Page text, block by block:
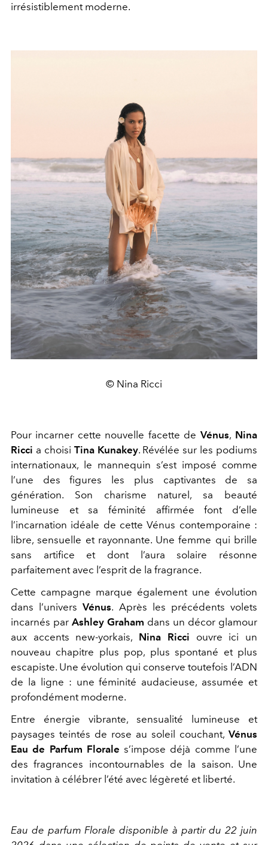
irrésistiblement moderne.
© Nina Ricci
Pour incarner cette nouvelle facette de Vénus, Nina
Ricci a choisi Tina Kunakey. Révélée sur les podiums
internationaux, le mannequin s’est imposé comme
l’une des figures les plus captivantes de sa
génération. Son charisme naturel, sa beauté
lumineuse et sa féminité affirmée font d’elle
l’incarnation idéale de cette Vénus contemporaine :
libre, sensuelle et rayonnante. Une femme qui brille
sans artifice et dont l’aura solaire résonne
parfaitement avec l’esprit de la fragrance.
Cette campagne marque également une évolution
dans l’universVénus. Après les précédents volets
incarnés par Ashley Graham dans un décor glamour
aux accents new-yorkais, Nina Ricci ouvre ici un
nouveau chapitre plus pop, plus spontané et plus
escapiste. Une évolution qui conserve toutefois l’ADN
de la ligne : une féminité audacieuse, assumée et
profondément moderne.
Entre énergie vibrante, sensualité lumineuse et
paysages teintés de rose au soleil couchant, Vénus
Eau de Parfum Florales’impose déjà comme l’une
des fragrances incontournables de la saison. Une
invitation à célébrer l’été avec légèreté et liberté.
Eau de parfum Florale disponible à partir du 22 juin